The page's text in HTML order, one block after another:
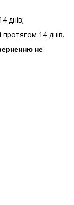
днів;
14 днів.
не